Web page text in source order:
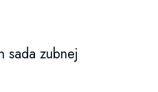
sada zubnej